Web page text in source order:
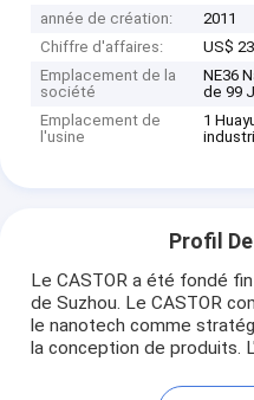
année de création:
2011
Chiffre d'affaires:
US$
Emplacement de la
société
NE36
de 99
Emplacement de
l'usine
1
Profil
Le CASTOR a été fondé
de Suzhou. Le CASTOR
le nanotech comme
la conception de produits.